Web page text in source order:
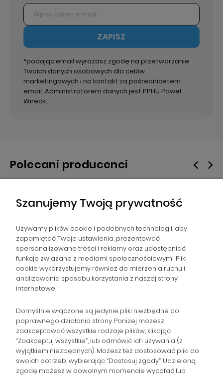
ZAPISZ
*podając email wyrażasz zgodę na przetwarzanie
Twoich danych osobowych dla celów
marketingowych i na kontakt za pośrednicetem
email. Administratorem danych jest PPHU Paweł
Wirecki.
Polecani producenci
NAWIGACJA
POMOC
ZAMÓWIENIA
POPULARNE KATEGORIE
Szanujemy Twoją prywatność
Używamy plików cookie i podobnych technologii, aby
zapamiętać Twoje ustawienia, prezentować
spersonalizowane treści i reklamy oraz udostępniać
funkcje związane z mediami społecznościowymi. Pliki
cookie wykorzystujemy również do mierzenia ruchu i
analizowania sposobu korzystania z naszej strony
internetowej.
Domyślnie włączone są jedynie pliki niezbędne do
poprawnego działania strony. Poniżej możesz
zaakceptować wszystkie rodzaje plików, klikając
“Zaakceptuj wszystkie”, lub odmówić ich używania (z
wyjątkiem niezbędnych). Możesz też dostosować pliki do
swoich potrzeb, wybierając “Dostosuj zgody”. Udzieloną
zgodę możesz w dowolnym momencie wycofać lub